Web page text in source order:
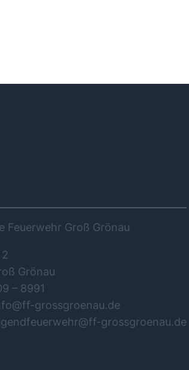
Feuerwehr Groß Grönau
Grönau
– 8991
grossgroenau.de
grossgroenau.de